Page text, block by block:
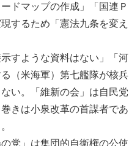
ドマップの作成」「国連Ｐ
するため「憲法九条を変え
すような資料はない」「河
（米海軍）第七艦隊が核兵
い。「維新の会」は自民党
きは小泉改革の首謀者であ
党」は集団的自衛権の公使